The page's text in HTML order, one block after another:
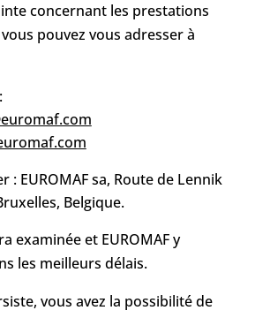
concernant les prestations
vous pouvez vous adresser à
: EUROMAF sa, Route de Lennik
Belgique.
examinée et EUROMAF y
les meilleurs délais.
vous avez la possibilité de